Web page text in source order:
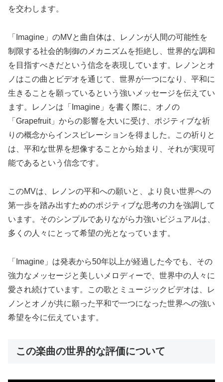
を交わします​​。
「Imagine」のMVと曲自体は、レノンが人間の可能性を
制限する社会的制御のメカニズムを拒絶し、世界的な調和
を目指すべきだという信念を表現しています​​。レノンとオ
ノはこの曲とビデオを通じて、世界が一つになり、平和に
生きることを願っているという強いメッセージを伝えてい
ます。レノンは「Imagine」を書く際に、オノの
「Grapefruit」からの影響を大いに受け、ポジティブな祈
りの概念からインスピレーションを得ました。この祈りと
は、平和な世界を想像することから始まり、それが実現可
能であるという信念です​​​​。
このMVは、レノンの平和への願いと、より良い世界への
第一歩を踏み出すためのポジティブな思考の力を強調して
います。そのシンプルでありながら力強いビジュアルは、
多くの人々にとって希望の光となっています。
「Imagine」は発表から50年以上が経過した今でも、その
強力なメッセージと美しいメロディーで、世界中の人々に
愛され続けています。この歌とミュージックビデオは、レ
ノンとオノが共に願った平和で一つになった世界への強い
希望を今に伝えています。
この楽曲の世界的な評価について